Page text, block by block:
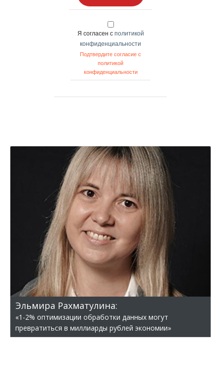
Я согласен с политикой
конфиденциальности
Подтвердите согласие с
политикой
конфиденциальности
Эльмира Рахматулина:
«1-2% оптимизации обработки данных могут
превратиться в миллиарды рублей экономии»